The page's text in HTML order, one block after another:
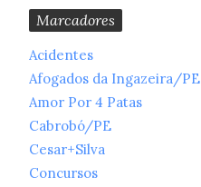
Marcadores
Acidentes
Afogados da Ingazeira/PE
Amor Por 4 Patas
Cabrobó/PE
Cesar+Silva
Concursos